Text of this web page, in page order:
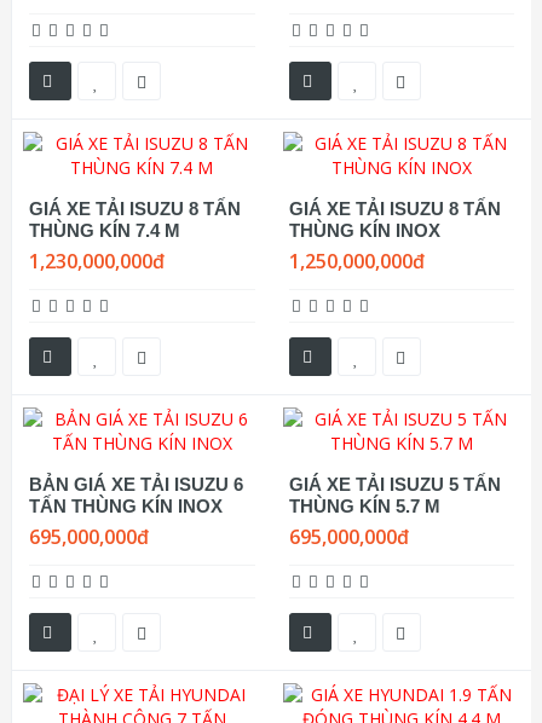
GIÁ XE TẢI ISUZU 8 TẤN
THÙNG KÍN 7.4 M
1,230,000,000đ
GIÁ XE TẢI ISUZU 8 TẤN
THÙNG KÍN INOX
1,250,000,000đ
BẢN GIÁ XE TẢI ISUZU 6
TẤN THÙNG KÍN INOX
695,000,000đ
GIÁ XE TẢI ISUZU 5 TẤN
THÙNG KÍN 5.7 M
695,000,000đ